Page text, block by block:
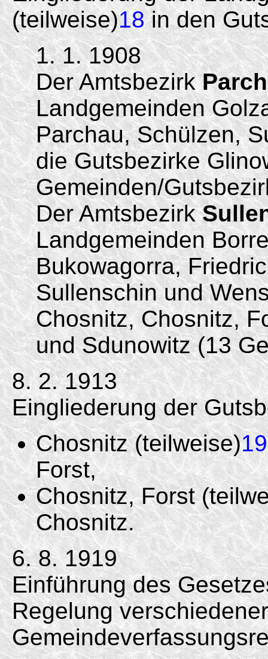
(teilweise)18in den
1. 1. 1908
Der Amtsbezirk
Landgemeinden
Parchau, Schülzen,
die Gutsbezirke
Gemeinden/
Der Amtsbezirk
Landgemeinden
Bukowagorra,
Sullenschin und
Chosnitz, Chosnitz,
und Sdunowitz (13
8. 2. 1913
Eingliederung der
Chosnitz (teilweise)19
Forst,
Chosnitz, Forst
Chosnitz.
6. 8. 1919
Einführung des
Regelung